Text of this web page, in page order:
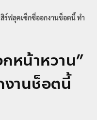
ร์ฟลุคเซ็กซี่ออกงานช็อตนี้ ทำ
หน้าหวาน”
งานช็อตนี้